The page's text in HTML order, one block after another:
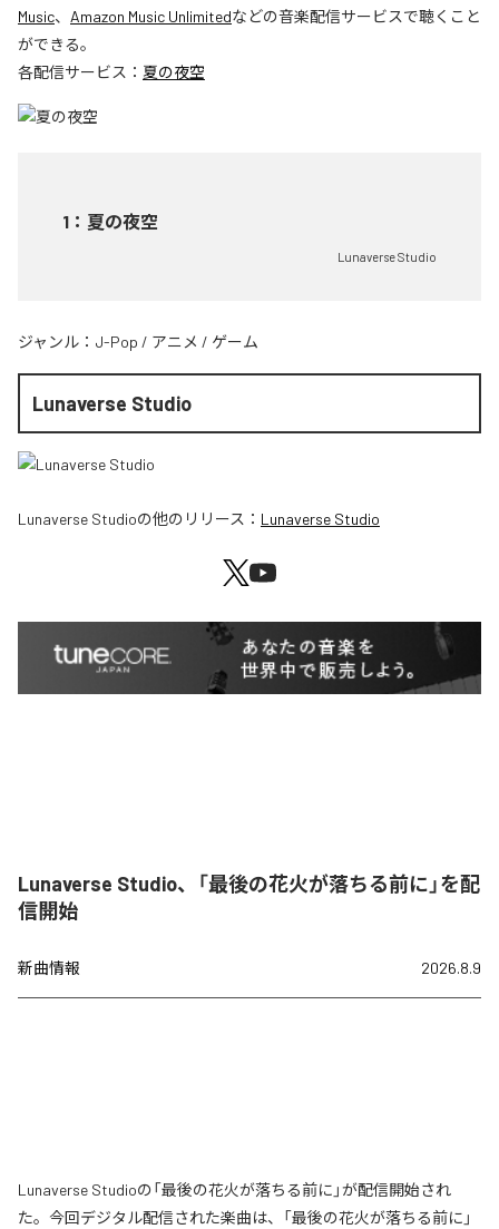
Music、 Amazon Music Unlimitedなどの音楽配信サービスで聴くこと
ができる。
各配信サービス： 夏の夜空
1 ： 夏の夜空
Lunaverse Studio
ジャンル： J-Pop / アニメ / ゲーム
Lunaverse Studio
Lunaverse Studioの他のリリース： Lunaverse Studio
Lunaverse Studio、「最後の花火が落ちる前に」を配
信開始
新曲情報 2026.8.9
Lunaverse Studioの「最後の花火が落ちる前に」が配信開始され
た。今回デジタル配信された楽曲は、「最後の花火が落ちる前に」